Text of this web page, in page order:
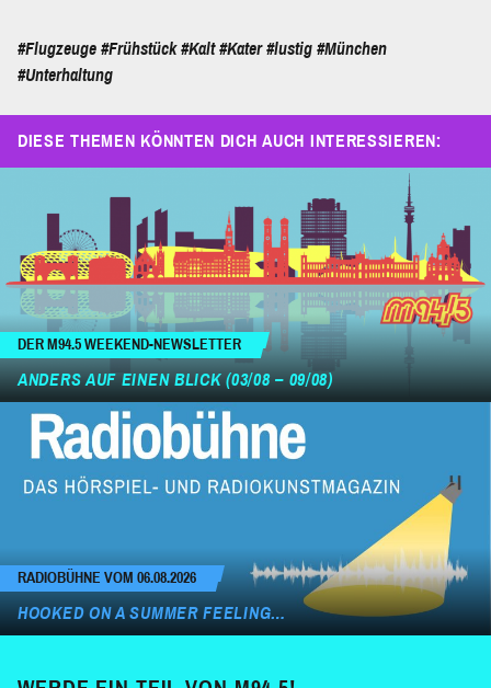
#Flugzeuge #Frühstück #Kalt #Kater #lustig #München
#Unterhaltung
DIESE THEMEN KÖNNTEN DICH AUCH INTERESSIEREN:
DER M94.5 WEEKEND-NEWSLETTER
ANDERS AUF EINEN BLICK (03/08 – 09/08)
RADIOBÜHNE VOM 06.08.2026
HOOKED ON A SUMMER FEELING…